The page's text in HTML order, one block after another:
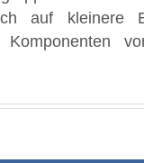
auf kleinere
Komponenten
einer Hand“